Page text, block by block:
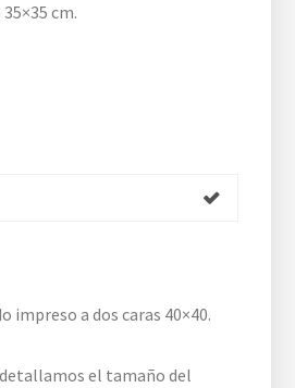
cm.
impreso a dos caras 40×40.
el tamaño del